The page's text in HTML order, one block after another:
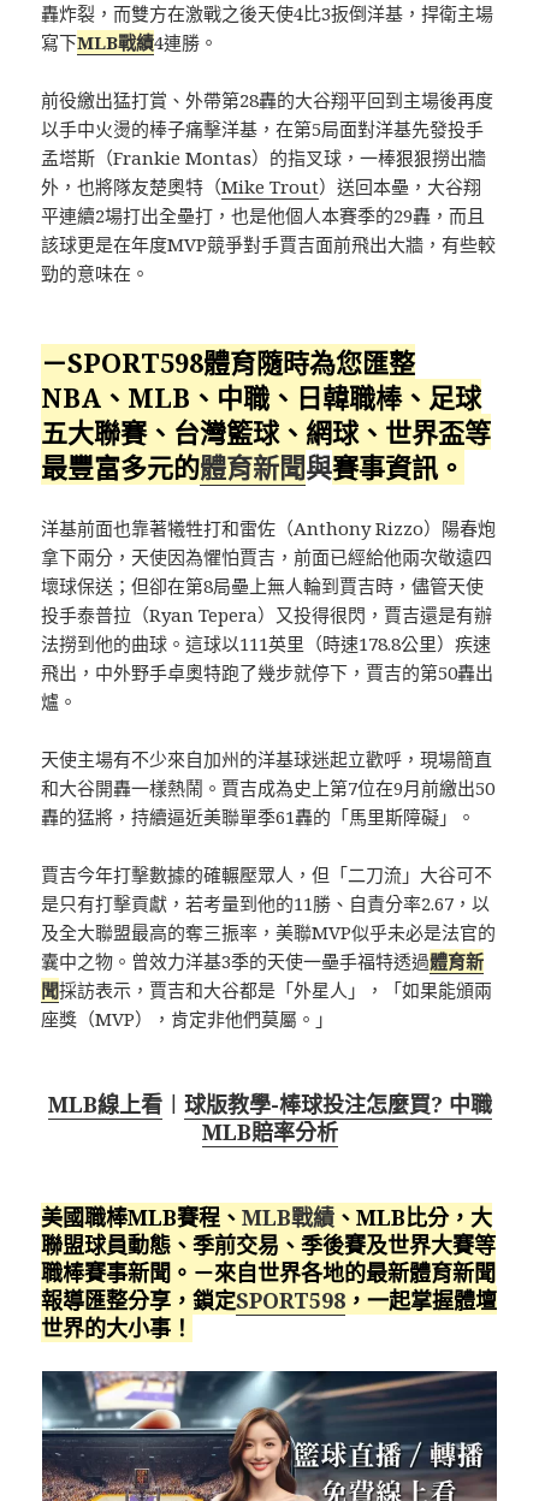
轟炸裂，而雙方在激戰之後天使4比3扳倒洋基，捍衛主場
寫下MLB戰績4連勝。
前役繳出猛打賞、外帶第28轟的大谷翔平回到主場後再度
以手中火燙的棒子痛擊洋基，在第5局面對洋基先發投手
孟塔斯（Frankie Montas）的指叉球，一棒狠狠撈出牆
外，也將隊友楚奧特（Mike Trout）送回本壘，大谷翔
平連續2場打出全壘打，也是他個人本賽季的29轟，而且
該球更是在年度MVP競爭對手賈吉面前飛出大牆，有些較
勁的意味在。
－SPORT598體育隨時為您匯整
NBA、MLB、中職、日韓職棒、足球
五大聯賽、台灣籃球、網球、 世界盃等
最豐富多元的體育新聞與賽事資訊。
洋基前面也靠著犧牲打和雷佐（Anthony Rizzo）陽春炮
拿下兩分，天使因為懼怕賈吉，前面已經給他兩次敬遠四
壞球保送；但卻在第8局壘上無人輪到賈吉時，儘管天使
投手泰普拉（Ryan Tepera）又投得很閃，賈吉還是有辦
法撈到他的曲球。這球以111英里（時速178.8公里）疾速
飛出，中外野手卓奧特跑了幾步就停下，賈吉的第50轟出
爐。
天使主場有不少來自加州的洋基球迷起立歡呼，現場簡直
和大谷開轟一樣熱鬧。賈吉成為史上第7位在9月前繳出50
轟的猛將，持續逼近美聯單季61轟的「馬里斯障礙」。
賈吉今年打擊數據的確輾壓眾人，但「二刀流」大谷可不
是只有打擊貢獻，若考量到他的11勝、自責分率2.67，以
及全大聯盟最高的奪三振率，美聯MVP似乎未必是法官的
囊中之物。曾效力洋基3季的天使一壘手福特透過體育新
聞採訪表示，賈吉和大谷都是「外星人」，「如果能頒兩
座獎（MVP），肯定非他們莫屬。」
MLB線上看︱ 球版教學-棒球投注怎麼買? 中職
MLB賠率分析
美國職棒MLB賽程、MLB戰績 、MLB比分，大
聯盟球員動態、季前交易、季後賽及世界大賽等
職棒賽事新聞。－來自世界各地的最新體育新聞
報導匯整分享，鎖定SPORT598 ，一起掌握體壇
世界的大小事！